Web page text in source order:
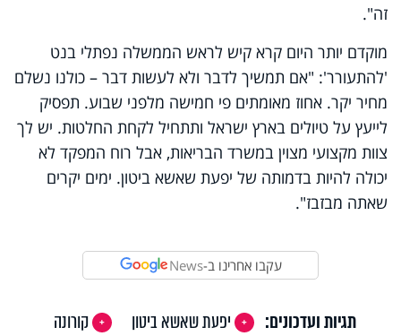
זה".
מוקדם יותר היום קרא קיש לראש הממשלה נפתלי בנט
'להתעורר': "אם תמשיך לדבר ולא לעשות דבר – כולנו נשלם
מחיר יקר. אחוז מאומתים פי חמישה מלפני שבוע. תפסיק
לייעץ על טיולים בארץ ישראל ותתחיל לקחת החלטות. יש לך
צוות מקצועי מצוין במשרד הבריאות, אבל רוח המפקד לא
יכולה להיות בדמותה של יפעת שאשא ביטון. ימים יקרים
שאתה מבזבז".
עקבו אחרינו ב-News
תגיות ועדכונים: יפעת שאשא ביטון
קורונה